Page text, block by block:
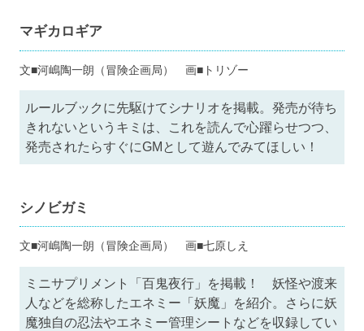
マギカロギア
文■河嶋陶一朗（冒険企画局） 画■トリゾー
ルールブックに先駆けてシナリオを掲載。発売が待ち
きれないというキミは、これを読んで心躍らせつつ、
発売されたらすぐにGMとして遊んでみてほしい！
シノビガミ
文■河嶋陶一朗（冒険企画局） 画■七原しえ
ミニサプリメント「百鬼夜行」を掲載！ 妖怪や渡来
人などを総称したエネミー「妖魔」を紹介。さらに妖
魔独自の忍法やエネミー管理シートなどを収録してい